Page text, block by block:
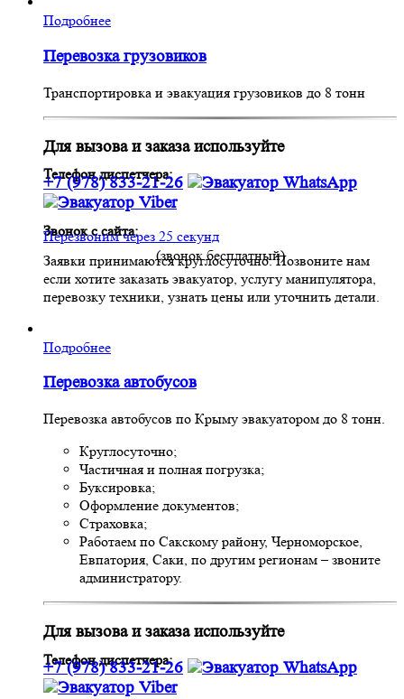
Подробнее
Перевозка грузовиков
Транспортировка и эвакуация грузовиков до 8 тонн
Для вызова и заказа используйте
Телефон диспетчера:
+7 (978) 833-21-26
Звонок с сайта:
Перезвоним через 25 секунд
(звонок бесплатный)
Заявки принимаются круглосуточно. Позвоните нам
если хотите заказать эвакуатор, услугу манипулятора,
перевозку техники, узнать цены или уточнить детали.
Подробнее
Перевозка автобусов
Перевозка автобусов по Крыму эвакуатором до 8 тонн.
Круглосуточно;
Частичная и полная погрузка;
Буксировка;
Оформление документов;
Страховка;
Работаем по Сакскому району, Черноморское,
Евпатория, Саки, по другим регионам – звоните
администратору.
Для вызова и заказа используйте
Телефон диспетчера:
+7 (978) 833-21-26